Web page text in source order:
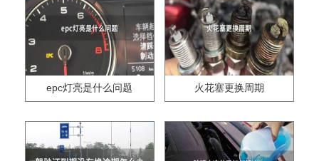
epc灯亮是什么问题 火花塞更换周期